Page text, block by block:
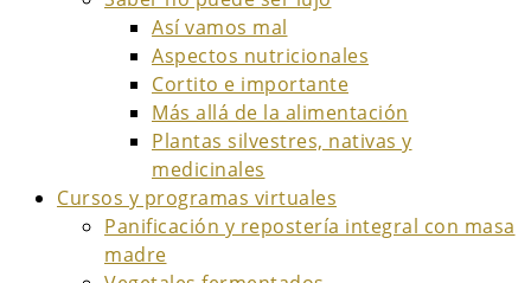
Así vamos mal
Aspectos nutricionales
Cortito e importante
Más allá de la alimentación
Plantas silvestres, nativas y
medicinales
Cursos y programas virtuales
Panificación y repostería integral con masa
madre